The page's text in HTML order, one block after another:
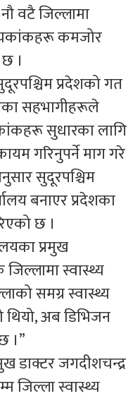
वटै जिल्लामा
कमजोर
।
प्रदेशको गत
सहभागीहरूले
सुधारका लागि
गरिनुपर्ने माग गरे
सुदूरपश्चिम
बनाएर प्रदेशका
छ ।
प्रमुख
स्वास्थ्य
समग्र स्वास्थ्य
थियो, अब डिभिजन
।”
डाक्टर जगदीशचन्द्र
जिल्ला स्वास्थ्य